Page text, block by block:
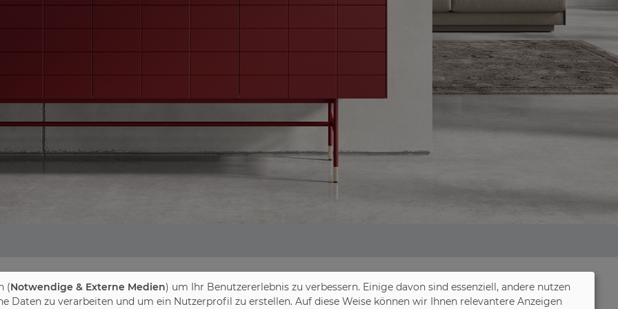
(VDM/VHK)
(Notwendige & Externe Medien) um Ihr Benutzererlebnis zu verbessern. Einige davon sind essenziell, andere nutzen
Daten zu verarbeiten und um ein Nutzerprofil zu erstellen. Auf diese Weise können wir Ihnen relevantere Anzeigen